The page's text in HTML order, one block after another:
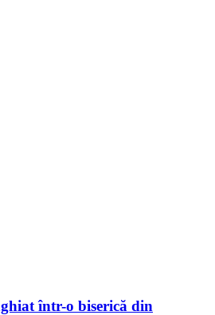
într-o biserică din